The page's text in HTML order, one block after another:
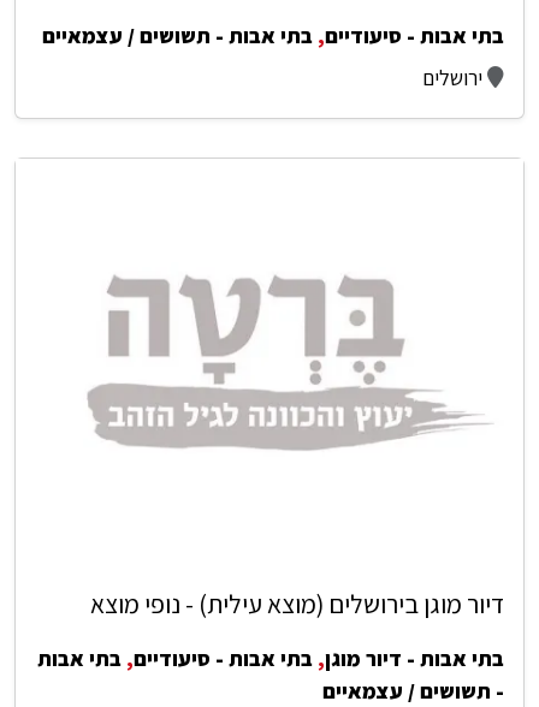
בתי אבות - סיעודיים, בתי אבות - תשושים / עצמאיים
ירושלים
דיור מוגן בירושלים (מוצא עילית) - נופי מוצא
בתי אבות - דיור מוגן, בתי אבות - סיעודיים, בתי אבות
- תשושים / עצמאיים